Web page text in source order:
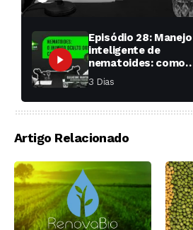
Episódio 28: Manejo
inteligente de
nematoides: como
aumentar a
produtividade das
soqueiras?
3 Dias ⁮
Artigo Relacionado